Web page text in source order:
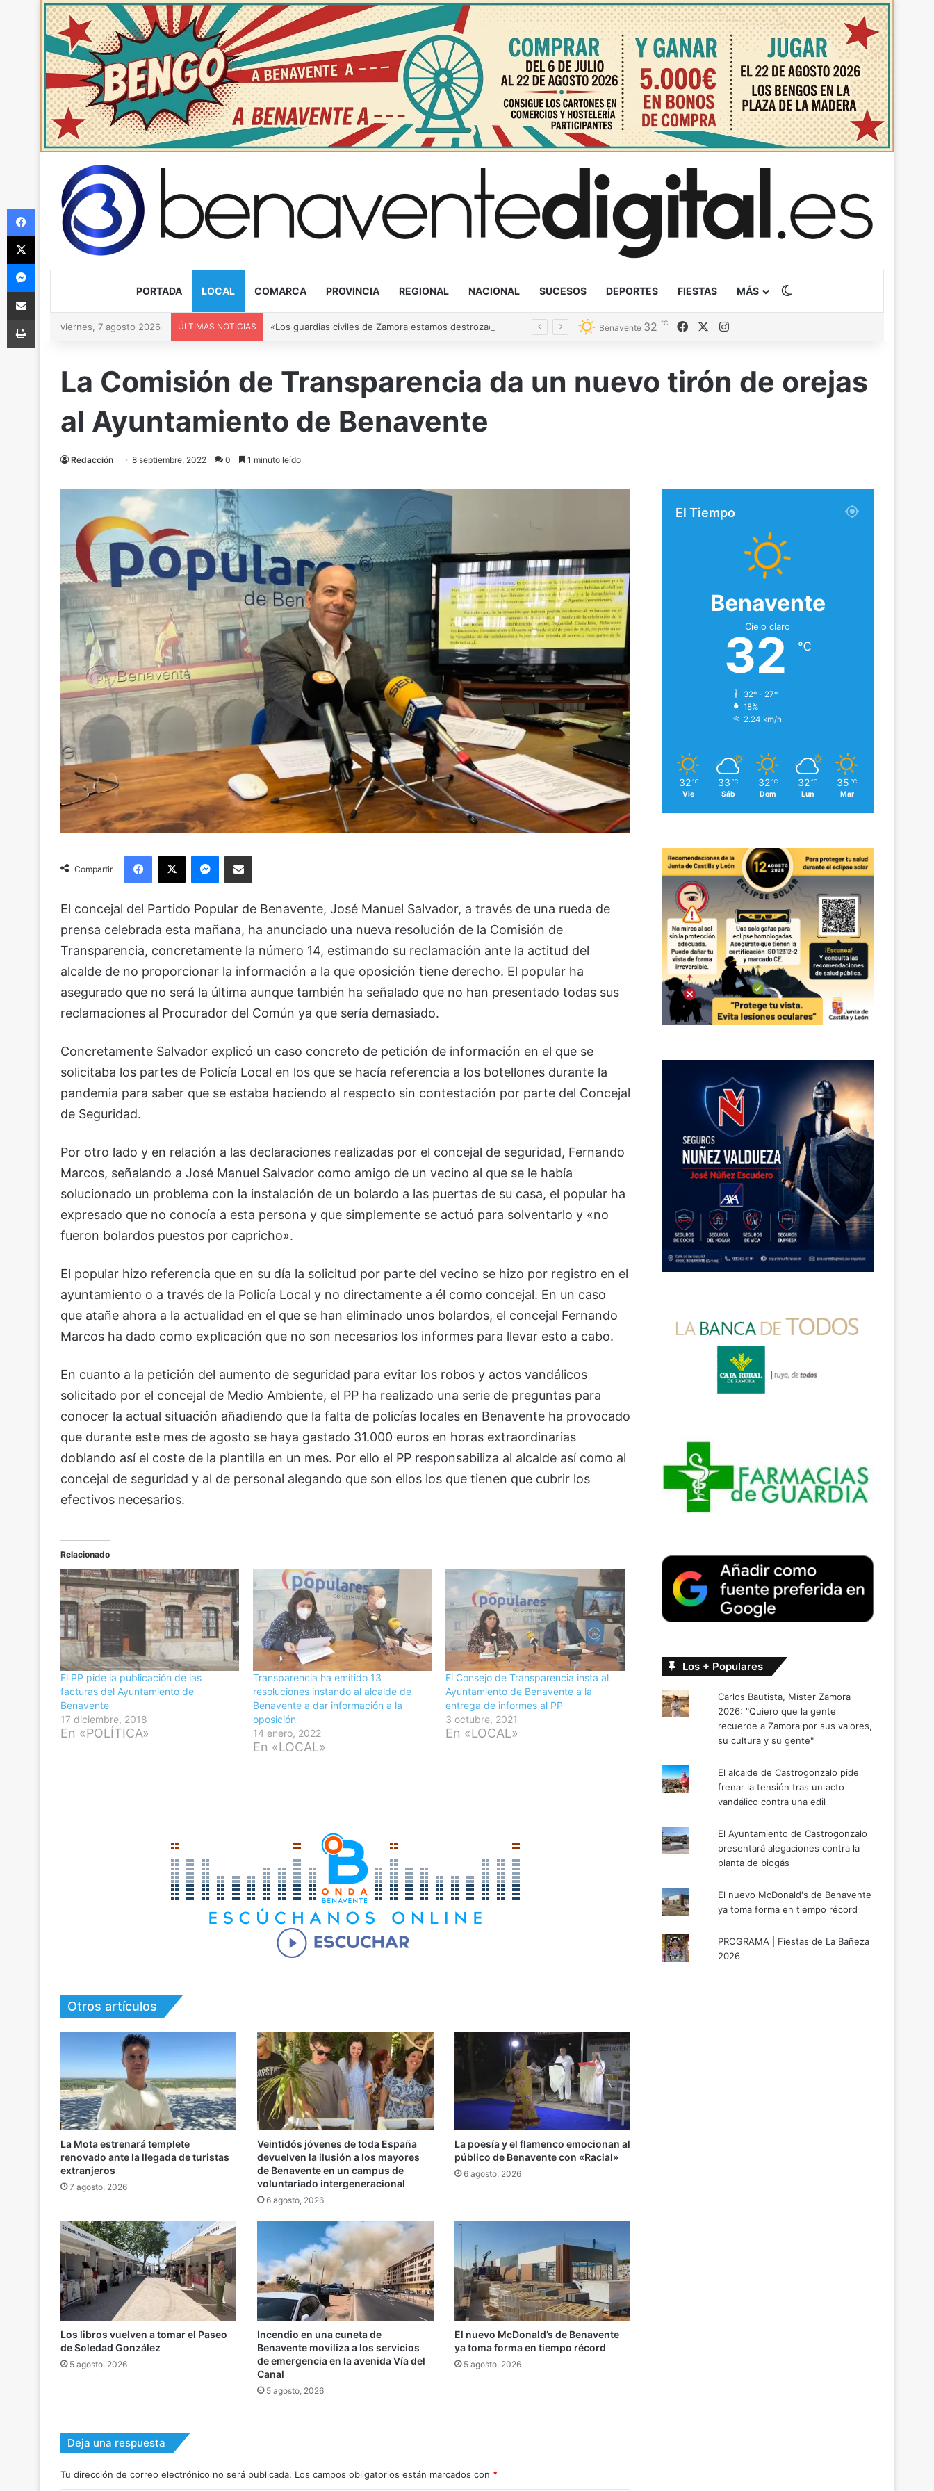
PORTADA LOCAL COMARCA PROVINCIA REGIONAL NACIONAL SUCESOS DEPORTES FIESTAS MÁS
viernes, 7 agosto 2026 ÚLTIMAS NOTICIAS Benavente 32 ℃ FacebookInstagram
La Comisión de Transparencia da un nuevo tirón de orejas
al Ayuntamiento de Benavente
Redacción 8 septiembre, 2022 0 1 minuto leído
Compartir
Facebook
X Messenger
Compartir via Email
El concejal del Partido Popular de Benavente, José Manuel Salvador, a través de una rueda de
prensa celebrada esta mañana, ha anunciado una nueva resolución de la Comisión de
Transparencia, concretamente la número 14, estimando su reclamación ante la actitud del
alcalde de no proporcionar la información a la que oposición tiene derecho. El popular ha
asegurado que no será la última aunque también ha señalado que no han presentado todas sus
reclamaciones al Procurador del Común ya que sería demasiado.
Concretamente Salvador explicó un caso concreto de petición de información en el que se
solicitaba los partes de Policía Local en los que se hacía referencia a los botellones durante la
pandemia para saber que se estaba haciendo al respecto sin contestación por parte del Concejal
de Seguridad.
Por otro lado y en relación a las declaraciones realizadas por el concejal de seguridad, Fernando
Marcos, señalando a José Manuel Salvador como amigo de un vecino al que se le había
solucionado un problema con la instalación de un bolardo a las puertas de su casa, el popular ha
expresado que no conocía a esta persona y que simplemente se actuó para solventarlo y «no
fueron bolardos puestos por capricho».
El popular hizo referencia que en su día la solicitud por parte del vecino se hizo por registro en el
ayuntamiento o a través de la Policía Local y no directamente a él como concejal. En un caso
que atañe ahora a la actualidad en el que se han eliminado unos bolardos, el concejal Fernando
Marcos ha dado como explicación que no son necesarios los informes para llevar esto a cabo.
En cuanto a la petición del aumento de seguridad para evitar los robos y actos vandálicos
solicitado por el concejal de Medio Ambiente, el PP ha realizado una serie de preguntas para
conocer la actual situación añadiendo que la falta de policías locales en Benavente ha provocado
que durante este mes de agosto se haya gastado 31.000 euros en horas extraordinarias
doblando así el coste de la plantilla en un mes. Por ello el PP responsabiliza al alcalde así como al
concejal de seguridad y al de personal alegando que son ellos los que tienen que cubrir los
efectivos necesarios.
Relacionado
El PP pide la publicación de las
facturas del Ayuntamiento de
Benavente
17 diciembre, 2018
En «POLÍTICA»
Transparencia ha emitido 13
resoluciones instando al alcalde de
Benavente a dar información a la
oposición
14 enero, 2022
En «LOCAL»
El Consejo de Transparencia insta al
Ayuntamiento de Benavente a la
entrega de informes al PP
3 octubre, 2021
En «LOCAL»
Otros artículos
La Mota estrenará templete
renovado ante la llegada de turistas
extranjeros
7 agosto, 2026
Veintidós jóvenes de toda España
devuelven la ilusión a los mayores
de Benavente en un campus de
voluntariado intergeneracional
6 agosto, 2026
La poesía y el flamenco emocionan al
público de Benavente con «Racial»
6 agosto, 2026
Los libros vuelven a tomar el Paseo
de Soledad González
5 agosto, 2026
Incendio en una cuneta de
Benavente moviliza a los servicios
de emergencia en la avenida Vía del
Canal
5 agosto, 2026
El nuevo McDonald’s de Benavente
ya toma forma en tiempo récord
5 agosto, 2026
Deja una respuesta
Tu dirección de correo electrónico no será publicada. Los campos obligatorios están marcados con *
El Tiempo
Benavente
Cielo claro
32 ℃
32º - 27º
18%
2.24 km/h
32 ℃
Vie
33 ℃
Sáb
32 ℃
Dom
32 ℃
Lun
35 ℃
Mar
Los + Populares
Carlos Bautista, Míster Zamora
2026: "Quiero que la gente
recuerde a Zamora por sus valores,
su cultura y su gente"
El alcalde de Castrogonzalo pide
frenar la tensión tras un acto
vandálico contra una edil
El Ayuntamiento de Castrogonzalo
presentará alegaciones contra la
planta de biogás
El nuevo McDonald's de Benavente
ya toma forma en tiempo récord
PROGRAMA | Fiestas de La Bañeza
2026
Facebook
X
Messenger
Compartir via Email